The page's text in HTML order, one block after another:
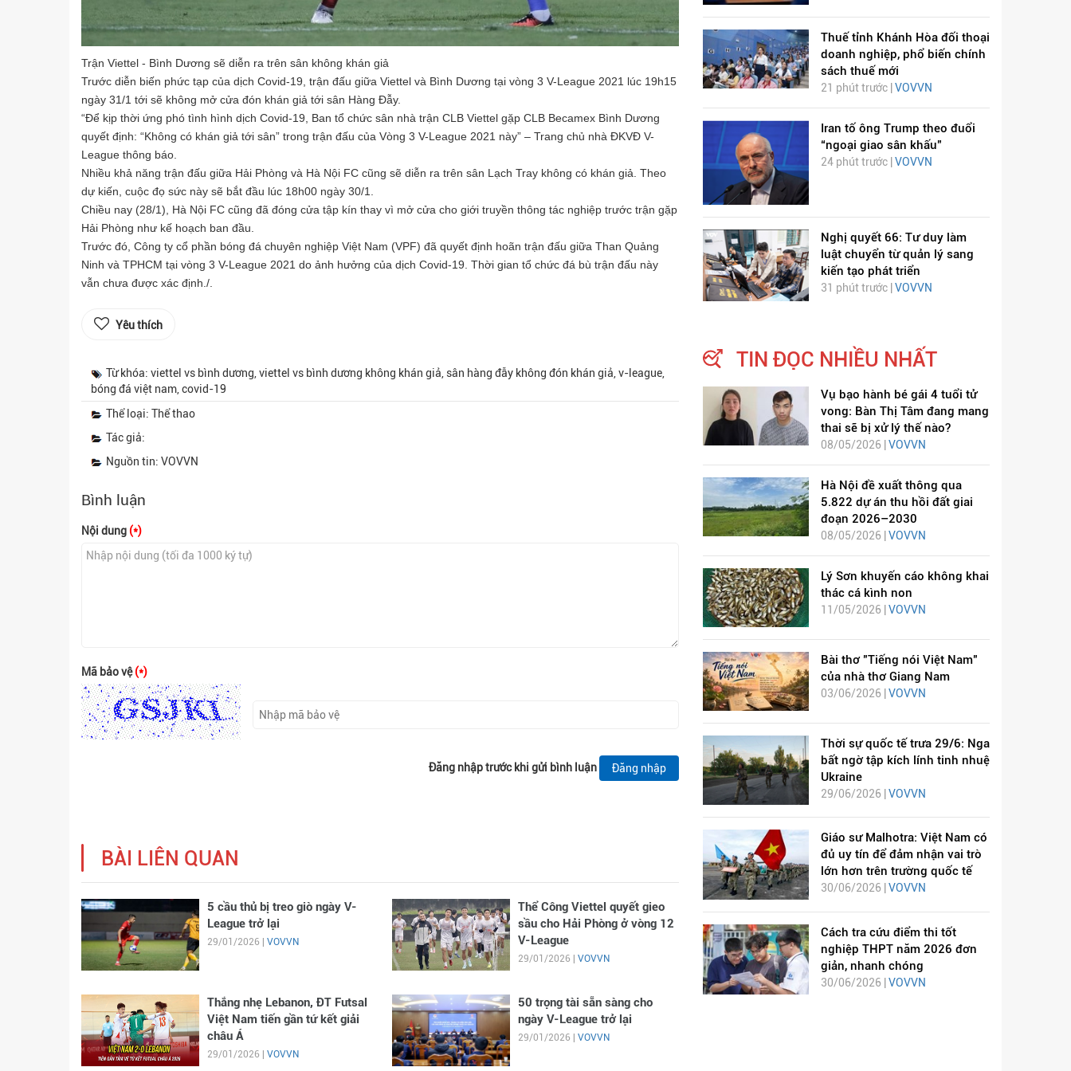
Trận Viettel - Bình Dương sẽ diễn ra trên sân không khán giả
Trước diễn biến phức tạp của dịch Covid-19, trận đấu giữa Viettel và Bình Dương tại vòng 3 V-League 2021 lúc 19h15
ngày 31/1 tới sẽ không mở cửa đón khán giả tới sân Hàng Đẫy.
“Để kịp thời ứng phó tình hình dịch Covid-19, Ban tổ chức sân nhà trận CLB Viettel gặp CLB Becamex Bình Dương
quyết định: “Không có khán giả tới sân” trong trận đấu của Vòng 3 V-League 2021 này” – Trang chủ nhà ĐKVĐ V-
League thông báo.
Nhiều khả năng trận đấu giữa Hải Phòng và Hà Nội FC cũng sẽ diễn ra trên sân Lạch Tray không có khán giả. Theo
dự kiến, cuộc đọ sức này sẽ bắt đầu lúc 18h00 ngày 30/1.
Chiều nay (28/1), Hà Nội FC cũng đã đóng cửa tập kín thay vì mở cửa cho giới truyền thông tác nghiệp trước trận gặp
Hải Phòng như kế hoạch ban đầu.
Trước đó, Công ty cổ phần bóng đá chuyên nghiệp Việt Nam (VPF) đã quyết định hoãn trận đấu giữa Than Quảng
Ninh và TPHCM tại vòng 3 V-League 2021 do ảnh hưởng của dịch Covid-19. Thời gian tổ chức đá bù trận đấu này
vẫn chưa được xác định./.
Yêu thích
Từ khóa: viettel vs bình dương, viettel vs bình dương không khán giả, sân hàng đẫy không đón khán giả, v-league,
bóng đá việt nam, covid-19
Thể loại: Thể thao
Tác giả:
Nguồn tin: VOVVN
Bình luận
Nội dung (*)
Mã bảo vệ(*)
Đăng nhập trước khi gửi bình luận Đăng nhập
BÀI LIÊN QUAN
5 cầu thủ bị treo giò ngày V-
League trở lại
29/01/2026 | VOVVN
Thể Công Viettel quyết gieo
sầu cho Hải Phòng ở vòng 12
V-League
29/01/2026 | VOVVN
Thắng nhẹ Lebanon, ĐT Futsal
Việt Nam tiến gần tứ kết giải
châu Á
29/01/2026 | VOVVN
50 trọng tài sẵn sàng cho
ngày V-League trở lại
29/01/2026 | VOVVN
Thuế tỉnh Khánh Hòa đối thoại
doanh nghiệp, phổ biến chính
sách thuế mới
21 phút trước | VOVVN
Iran tố ông Trump theo đuổi
“ngoại giao sân khấu”
24 phút trước | VOVVN
Nghị quyết 66: Tư duy làm
luật chuyển từ quản lý sang
kiến tạo phát triển
31 phút trước | VOVVN
TIN ĐỌC NHIỀU NHẤT
Vụ bạo hành bé gái 4 tuổi tử
vong: Bàn Thị Tâm đang mang
thai sẽ bị xử lý thế nào?
08/05/2026 | VOVVN
Hà Nội đề xuất thông qua
5.822 dự án thu hồi đất giai
đoạn 2026–2030
08/05/2026 | VOVVN
Lý Sơn khuyến cáo không khai
thác cá kình non
11/05/2026 | VOVVN
Bài thơ "Tiếng nói Việt Nam"
của nhà thơ Giang Nam
03/06/2026 | VOVVN
Thời sự quốc tế trưa 29/6: Nga
bất ngờ tập kích lính tinh nhuệ
Ukraine
29/06/2026 | VOVVN
Giáo sư Malhotra: Việt Nam có
đủ uy tín để đảm nhận vai trò
lớn hơn trên trường quốc tế
30/06/2026 | VOVVN
Cách tra cứu điểm thi tốt
nghiệp THPT năm 2026 đơn
giản, nhanh chóng
30/06/2026 | VOVVN